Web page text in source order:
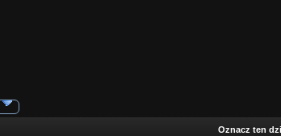
Oznacz ten